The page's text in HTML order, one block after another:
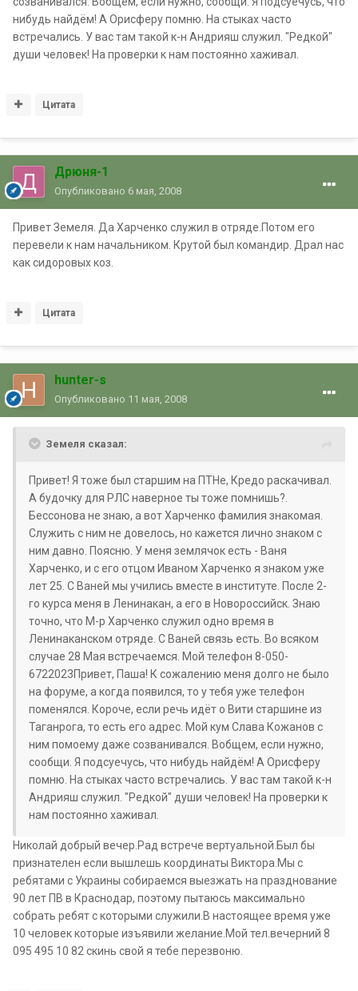
нибудь найдём! А Орисферу помню. На стыках часто
встречались. У вас там такой к-н Андрияш служил. "Редкой"
души человек! На проверки к нам постоянно хаживал.
Цитата
Дрюня-1
Опубликовано 6 мая, 2008
Привет Земеля. Да Харченко служил в отряде.Потом его
перевели к нам начальником. Крутой был командир. Драл нас
как сидоровых коз.
Цитата
hunter-s
Опубликовано 11 мая, 2008
Земеля сказал:
Привет! Я тоже был старшим на ПТНе, Кредо раскачивал.
А будочку для РЛС наверное ты тоже помнишь?.
Бессонова не знаю, а вот Харченко фамилия знакомая.
Служить с ним не довелось, но кажется лично знаком с
ним давно. Поясню. У меня землячок есть - Ваня
Харченко, и с его отцом Иваном Харченко я знаком уже
лет 25. С Ваней мы учились вместе в институте. После 2-
го курса меня в Ленинакан, а его в Новороссийск. Знаю
точно, что М-р Харченко служил одно время в
Ленинаканском отряде. С Ваней связь есть. Во всяком
случае 28 Мая встречаемся. Мой телефон 8-050-
6722023Привет, Паша! К сожалению меня долго не было
на форуме, а когда появился, то у тебя уже телефон
поменялся. Короче, если речь идёт о Вити старшине из
Таганрога, то есть его адрес. Мой кум Слава Кожанов с
ним помоему даже созванивался. Вобщем, если нужно,
сообщи. Я подсуечусь, что нибудь найдём! А Орисферу
помню. На стыках часто встречались. У вас там такой к-н
Андрияш служил. "Редкой" души человек! На проверки к
нам постоянно хаживал.
Николай добрый вечер.Рад встрече вертуальной.Был бы
признателен если вышлешь координаты Виктора.Мы с
ребятами с Украины собираемся выезжать на празднование
90 лет ПВ в Краснодар, поэтому пытаюсь максимально
собрать ребят с которыми служили.В настоящее время уже
10 человек которые изъявили желание.Мой тел.вечерний 8
095 495 10 82 скинь свой я тебе перезвоню.